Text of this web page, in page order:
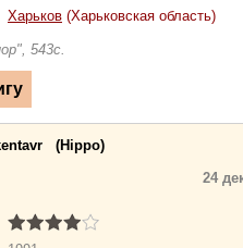
Харьков (Харьковская область)
543с.
(Hippo)
24